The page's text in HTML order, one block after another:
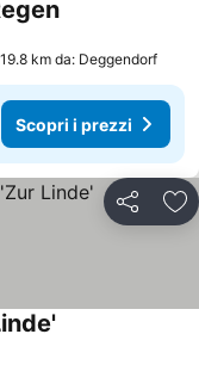
Scopri i prezzi
km da: Deggendorf
Scopri i prezzi
Condividi